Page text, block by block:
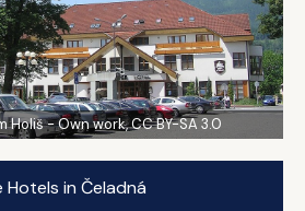
Holiš - Own work, CC BY-SA 3.0
Hotels in Čeladná